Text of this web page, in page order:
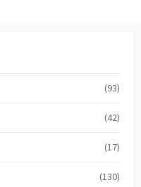
(93)
(42)
(17)
(130)